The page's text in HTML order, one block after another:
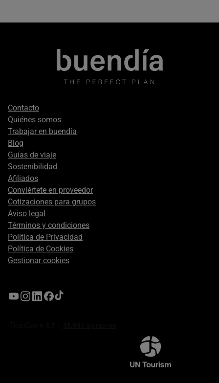
Footer
secondary
Contacto
Quiénes somos
Trabajar en buendía
Blog
Guías de viaje
Sostenibilidad
Afiliados
Conviértete en proveedor
Cotizaciones para grupos
Aviso legal
Términos y condiciones
Política de Privacidad
Política de Cookies
Gestionar cookies